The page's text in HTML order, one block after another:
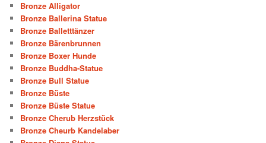
Bronze Alligator
Bronze Ballerina Statue
Bronze Balletttänzer
Bronze Bärenbrunnen
Bronze Boxer Hunde
Bronze Buddha-Statue
Bronze Bull Statue
Bronze Büste
Bronze Büste Statue
Bronze Cherub Herzstück
Bronze Cheurb Kandelaber